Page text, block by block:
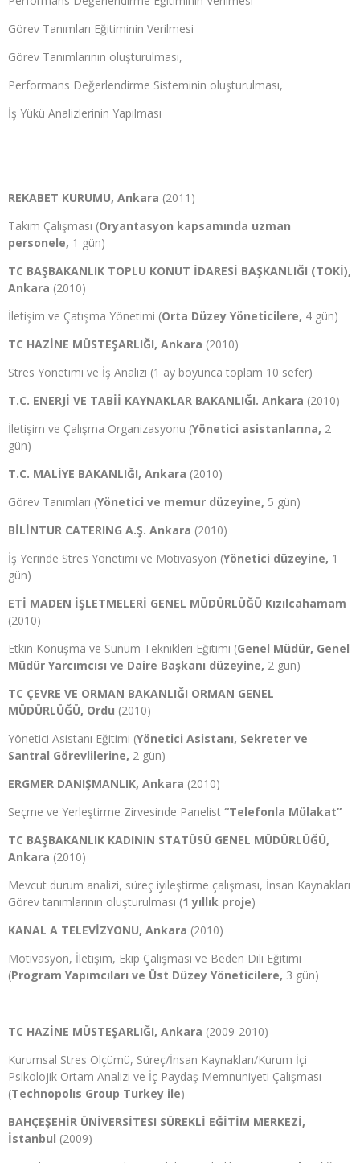
Görev Tanımları Eğitiminin Verilmesi
Görev Tanımlarının oluşturulması,
Performans Değerlendirme Sisteminin oluşturulması,
İş Yükü Analizlerinin Yapılması
REKABET KURUMU, Ankara (2011)
Takım Çalışması (Oryantasyon kapsamında uzman
personele, 1 gün)
TC BAŞBAKANLIK TOPLU KONUT İDARESİ BAŞKANLIĞI (TOKİ),
Ankara (2010)
İletişim ve Çatışma Yönetimi (Orta Düzey Yöneticilere, 4 gün)
TC HAZİNE MÜSTEŞARLIĞI, Ankara (2010)
Stres Yönetimi ve İş Analizi (1 ay boyunca toplam 10 sefer)
T.C. ENERJİ VE TABİİ KAYNAKLAR BAKANLIĞI. Ankara (2010)
İletişim ve Çalışma Organizasyonu (Yönetici asistanlarına, 2
gün)
T.C. MALİYE BAKANLIĞI, Ankara (2010)
Görev Tanımları (Yönetici ve memur düzeyine, 5 gün)
BİLİNTUR CATERING A.Ş. Ankara (2010)
İş Yerinde Stres Yönetimi ve Motivasyon (Yönetici düzeyine, 1
gün)
ETİ MADEN İŞLETMELERİ GENEL MÜDÜRLÜĞÜ Kızılcahamam
(2010)
Etkin Konuşma ve Sunum Teknikleri Eğitimi (Genel Müdür, Genel
Müdür Yarcımcısı ve Daire Başkanı düzeyine, 2 gün)
TC ÇEVRE VE ORMAN BAKANLIĞI ORMAN GENEL
MÜDÜRLÜĞÜ, Ordu (2010)
Yönetici Asistanı Eğitimi (Yönetici Asistanı, Sekreter ve
Santral Görevlilerine, 2 gün)
ERGMER DANIŞMANLIK, Ankara (2010)
Seçme ve Yerleştirme Zirvesinde Panelist “Telefonla Mülakat”
TC BAŞBAKANLIK KADININ STATÜSÜ GENEL MÜDÜRLÜĞÜ,
Ankara (2010)
Mevcut durum analizi, süreç iyileştirme çalışması, İnsan Kaynakları
Görev tanımlarının oluşturulması (1 yıllık proje)
KANAL A TELEVİZYONU, Ankara (2010)
Motivasyon, İletişim, Ekip Çalışması ve Beden Dili Eğitimi
(Program Yapımcıları ve Üst Düzey Yöneticilere, 3 gün)
TC HAZİNE MÜSTEŞARLIĞI, Ankara (2009-2010)
Kurumsal Stres Ölçümü, Süreç/İnsan Kaynakları/Kurum İçi
Psikolojik Ortam Analizi ve İç Paydaş Memnuniyeti Çalışması
(Technopolıs Group Turkey ile)
BAHÇEŞEHİR ÜNİVERSİTESI SÜREKLİ EĞİTİM MERKEZİ,
İstanbul (2009)